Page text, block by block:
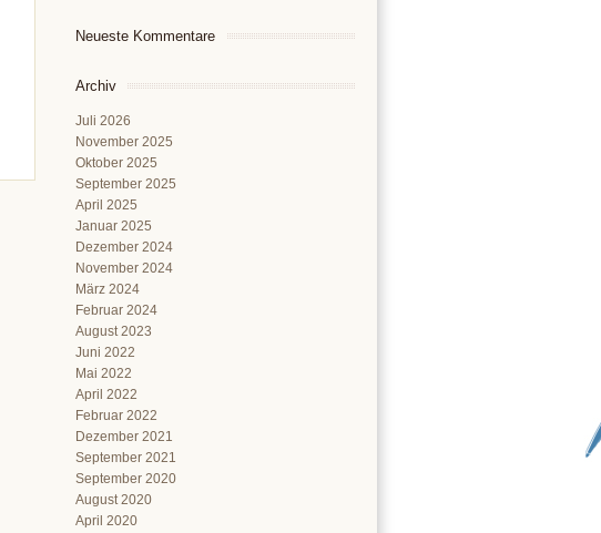
Neueste Kommentare
Archiv
Juli 2026
November 2025
Oktober 2025
September 2025
April 2025
Januar 2025
Dezember 2024
November 2024
März 2024
Februar 2024
August 2023
Juni 2022
Mai 2022
April 2022
Februar 2022
Dezember 2021
September 2021
September 2020
August 2020
April 2020